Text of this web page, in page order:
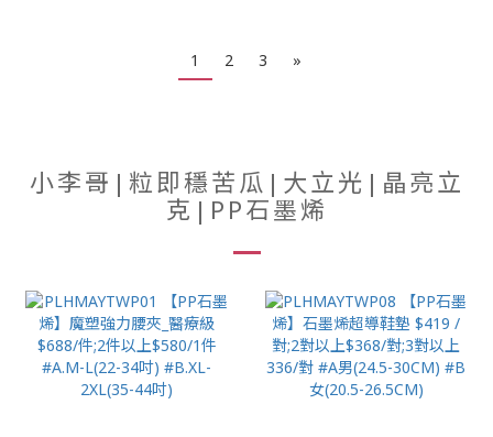
1 2 3 »
小李哥|粒即穩苦瓜|大立光|晶亮立
克|PP石墨烯